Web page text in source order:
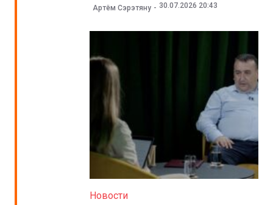
Артём Сэрэтяну 30.07.2026 20:43
Новости